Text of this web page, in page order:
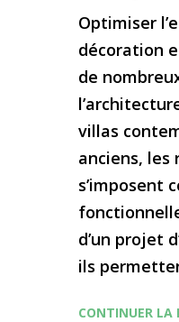
Optimiser
décoration
de
villas
anciens, les
s’imposent
d’un projet
ils
CONTINUER LA